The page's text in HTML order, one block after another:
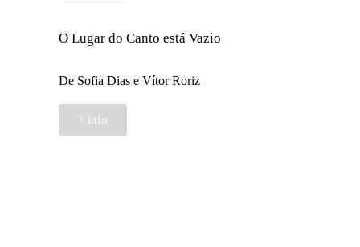
O Lugar do Canto está Vazio
De Sofia Dias e Vítor Roriz
+ info